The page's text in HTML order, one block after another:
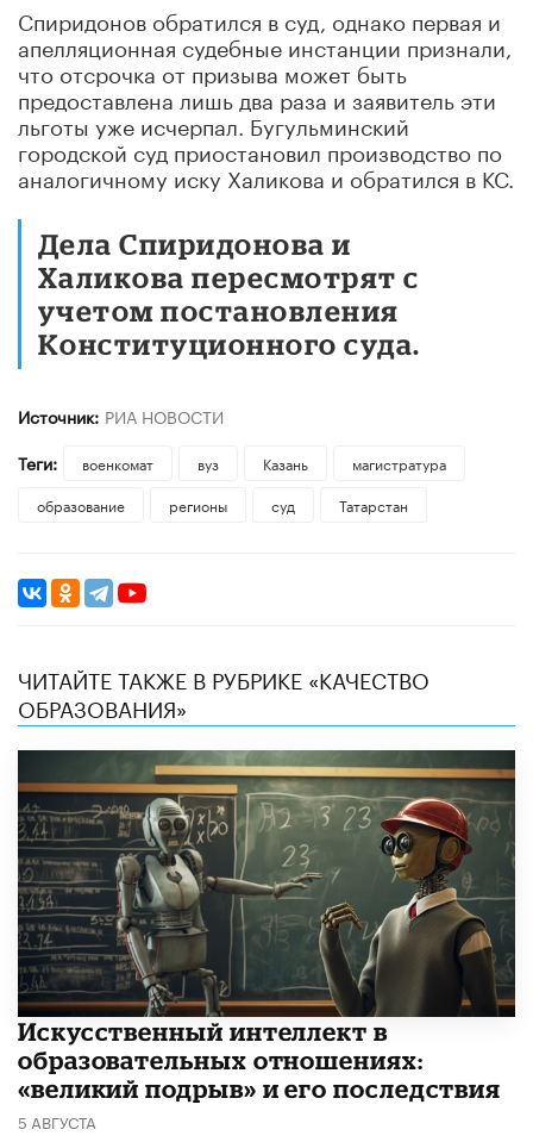
Спиридонов обратился в суд, однако первая и
апелляционная судебные инстанции признали,
что отсрочка от призыва может быть
предоставлена лишь два раза и заявитель эти
льготы уже исчерпал. Бугульминский
городской суд приостановил производство по
аналогичному иску Халикова и обратился в КС.
Дела Спиридонова и
Халикова пересмотрят с
учетом постановления
Конституционного суда.
Источник: РИА НОВОСТИ
Теги:
военкомат вуз Казань
магистратура
образование
регионы суд Татарстан
ЧИТАЙТЕ ТАКЖЕ В РУБРИКЕ «КАЧЕСТВО
ОБРАЗОВАНИЯ»
​Искусственный интеллект в
образовательных отношениях:
«великий подрыв» и его последствия
5 АВГУСТА